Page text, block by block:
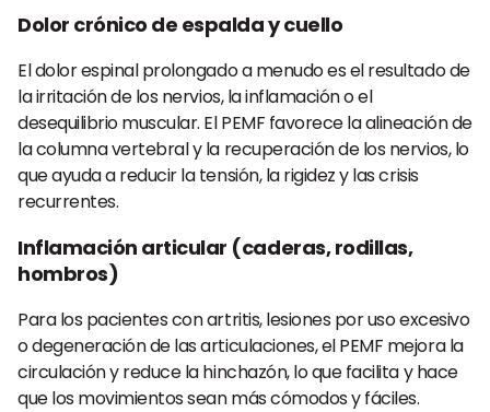
Dolor crónico de espalda y cuello
El dolor espinal prolongado a menudo es el resultado de
la irritación de los nervios, la inflamación o el
desequilibrio muscular. El PEMF favorece la alineación de
la columna vertebral y la recuperación de los nervios, lo
que ayuda a reducir la tensión, la rigidez y las crisis
recurrentes.
Inflamación articular (caderas, rodillas,
hombros)
Para los pacientes con artritis, lesiones por uso excesivo
o degeneración de las articulaciones, el PEMF mejora la
circulación y reduce la hinchazón, lo que facilita y hace
que los movimientos sean más cómodos y fáciles.